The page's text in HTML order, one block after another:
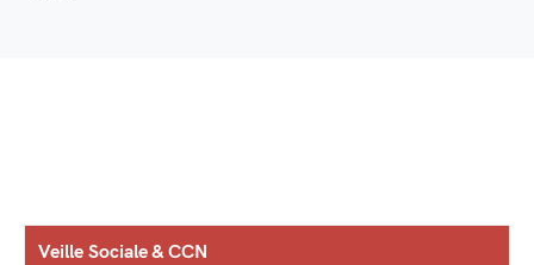
Veille Sociale & CCN